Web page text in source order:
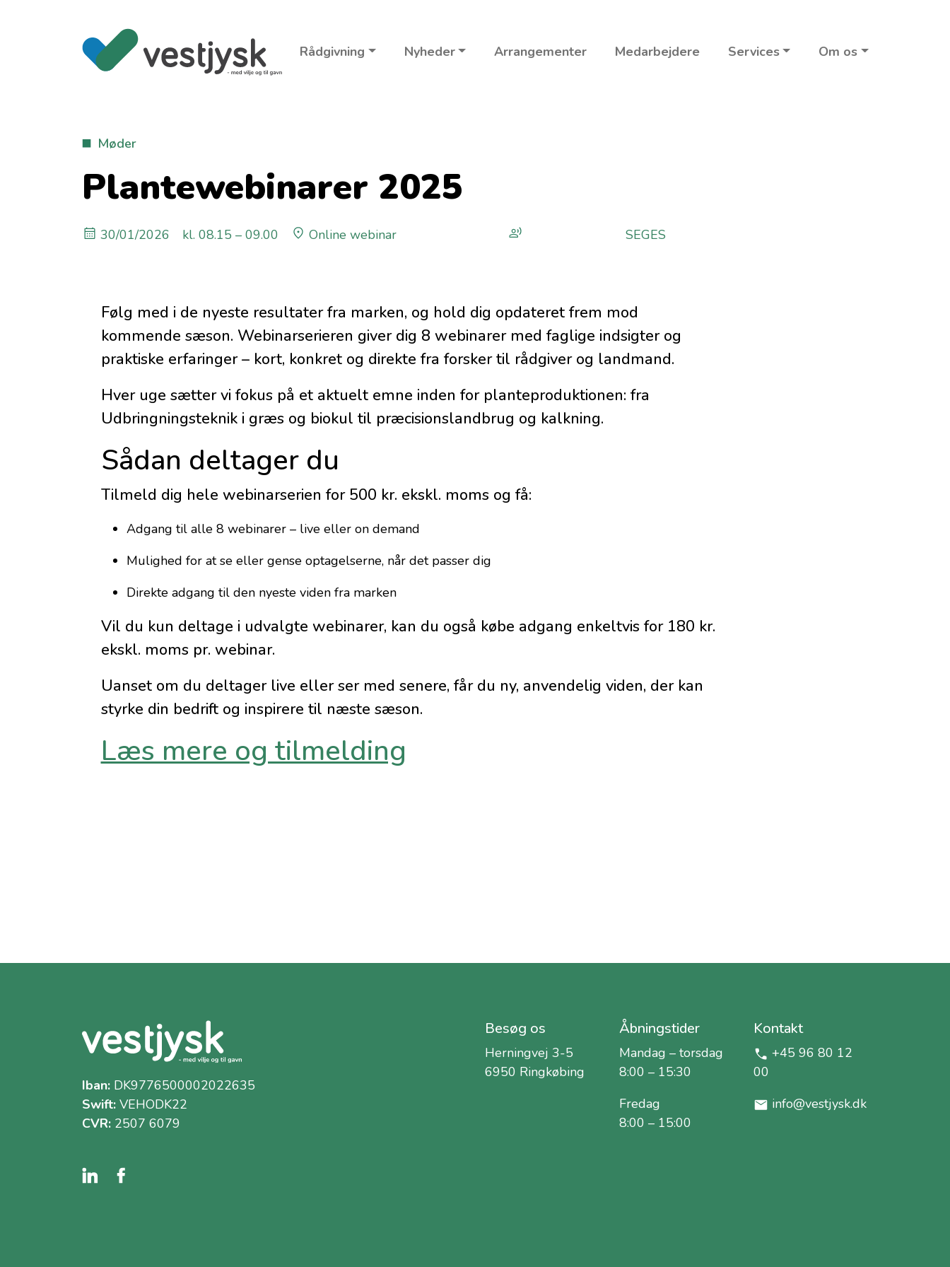
Rådgivning Nyheder Arrangementer Medarbejdere Services Om os
Møder
Plantewebinarer 2025
30/01/2026 kl. 08.15 – 09.00 Online webinar SEGES
Følg med i de nyeste resultater fra marken, og hold dig opdateret frem mod
kommende sæson. Webinarserieren giver dig 8 webinarer med faglige indsigter og
praktiske erfaringer – kort, konkret og direkte fra forsker til rådgiver og landmand.
Hver uge sætter vi fokus på et aktuelt emne inden for planteproduktionen: fra
Udbringningsteknik i græs og biokul til præcisionslandbrug og kalkning.
Sådan deltager du
Tilmeld dig hele webinarserien for 500 kr. ekskl. moms og få:
Adgang til alle 8 webinarer – live eller on demand
Mulighed for at se eller gense optagelserne, når det passer dig
Direkte adgang til den nyeste viden fra marken
Vil du kun deltage i udvalgte webinarer, kan du også købe adgang enkeltvis for 180 kr.
ekskl. moms pr. webinar.
Uanset om du deltager live eller ser med senere, får du ny, anvendelig viden, der kan
styrke din bedrift og inspirere til næste sæson.
Læs mere og tilmelding
Iban:DK9776500002022635
Swift:VEHODK22
CVR:2507 6079
Besøg os
Herningvej 3-5
6950 Ringkøbing
Åbningstider
Mandag – torsdag
8:00 – 15:30
Fredag
8:00 – 15:00
Kontakt
+45 96 80 12
00
info@vestjysk.dk